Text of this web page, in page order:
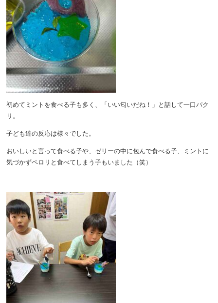
初めてミントを食べる子も多く、「いい匂いだね！」と話して一口パク
リ。
子ども達の反応は様々でした。
おいしいと言って食べる子や、ゼリーの中に包んで食べる子、ミントに
気づかずペロリと食べてしまう子もいました（笑）